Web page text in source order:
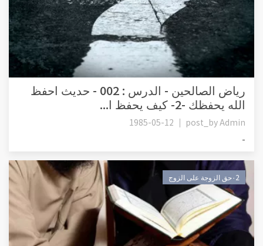
رياض الصالحين - الدرس : 002 - حديث احفظ
الله يحفظك -2- كيف يحفظ ا...
post_byAdmin
1985-05-12
-
٠2حق الزوجة على الزوج